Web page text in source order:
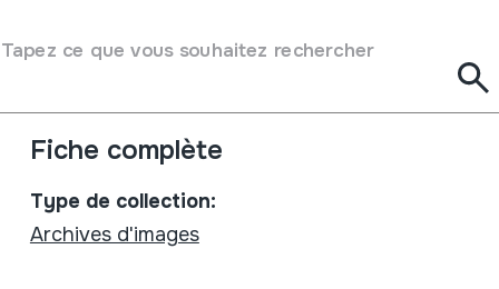
Tapez ce que vous souhaitez rechercher
Enciclopedia Audiovisual
Fiche complète
Type de collection:
Archives d'images